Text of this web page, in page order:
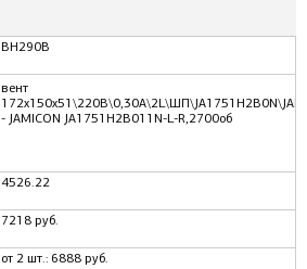
ВН290B
вент
- JAMICON JA1751H2B011N-L-R,2700об
4526.22
7218 руб.
от 2 шт.: 6888 руб.